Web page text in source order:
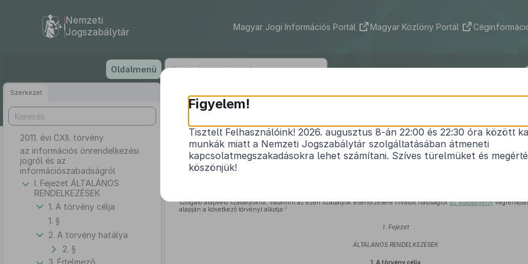
tartalomra
Nemzeti
Jogszabálytár
Magyar Jogi Információs Portál Magyar Közlöny Portál
Oldalmenü
Szerkezet
2011. évi CXII. törvény
az információs önrendelkezési
jogról és az
információszabadságról
I. Fejezet ÁLTALÁNOS
RENDELKEZÉSEK
1. A törvény célja
1. §
2. A törvény hatálya
2. §
3. Értelmező
2011. évi CXII. törvény
az információs önrendelkezési jogról és az
Hatályos: 2026. 07. 29. – 2026. 08. 25.
szolgáló alapvető szabályokról, valamint az ezen szabályok ellenőrzésére hivatott hatóságrólaz Alaptörvény
alapján a következő törvényt alkotja: 2
I. Fejezet
ÁLTALÁNOS RENDELKEZÉSEK
1. A törvény célja
Figyelem!
Tisztelt Felhasználóink! 2026. augusztus 8-án 22:00 és 22:30 óra között
munkák miatt a Nemzeti Jogszabálytár szolgáltatásában átmeneti
kapcsolatmegszakadásokra lehet számítani. Szíves türelmüket és
köszönjük!